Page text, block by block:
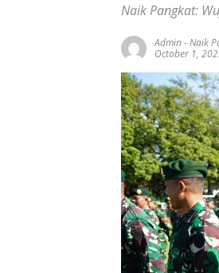
Naik Pangkat:
Admin-Naik
October 1,